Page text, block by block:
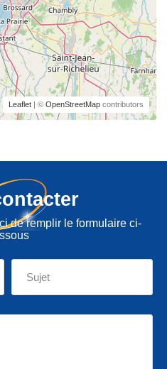
Leaflet | © OpenStreetMap contributors
de remplir le formulaire ci-